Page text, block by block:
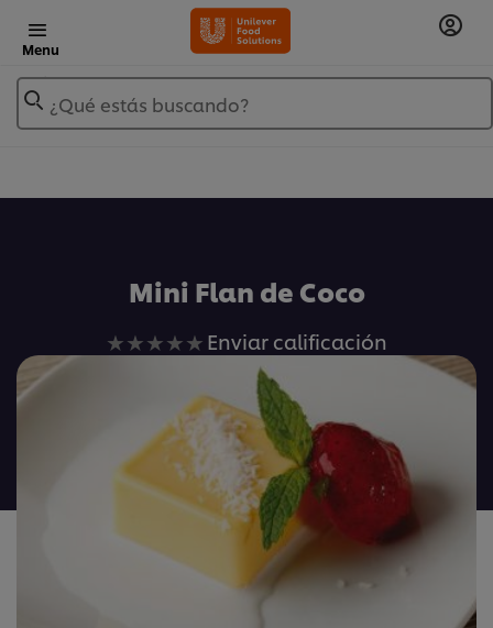
Menu
¿Qué estás buscando?
Mini Flan de Coco
No
se
han
enviado
calificaciones
para
este
recipe
Enviar calificación